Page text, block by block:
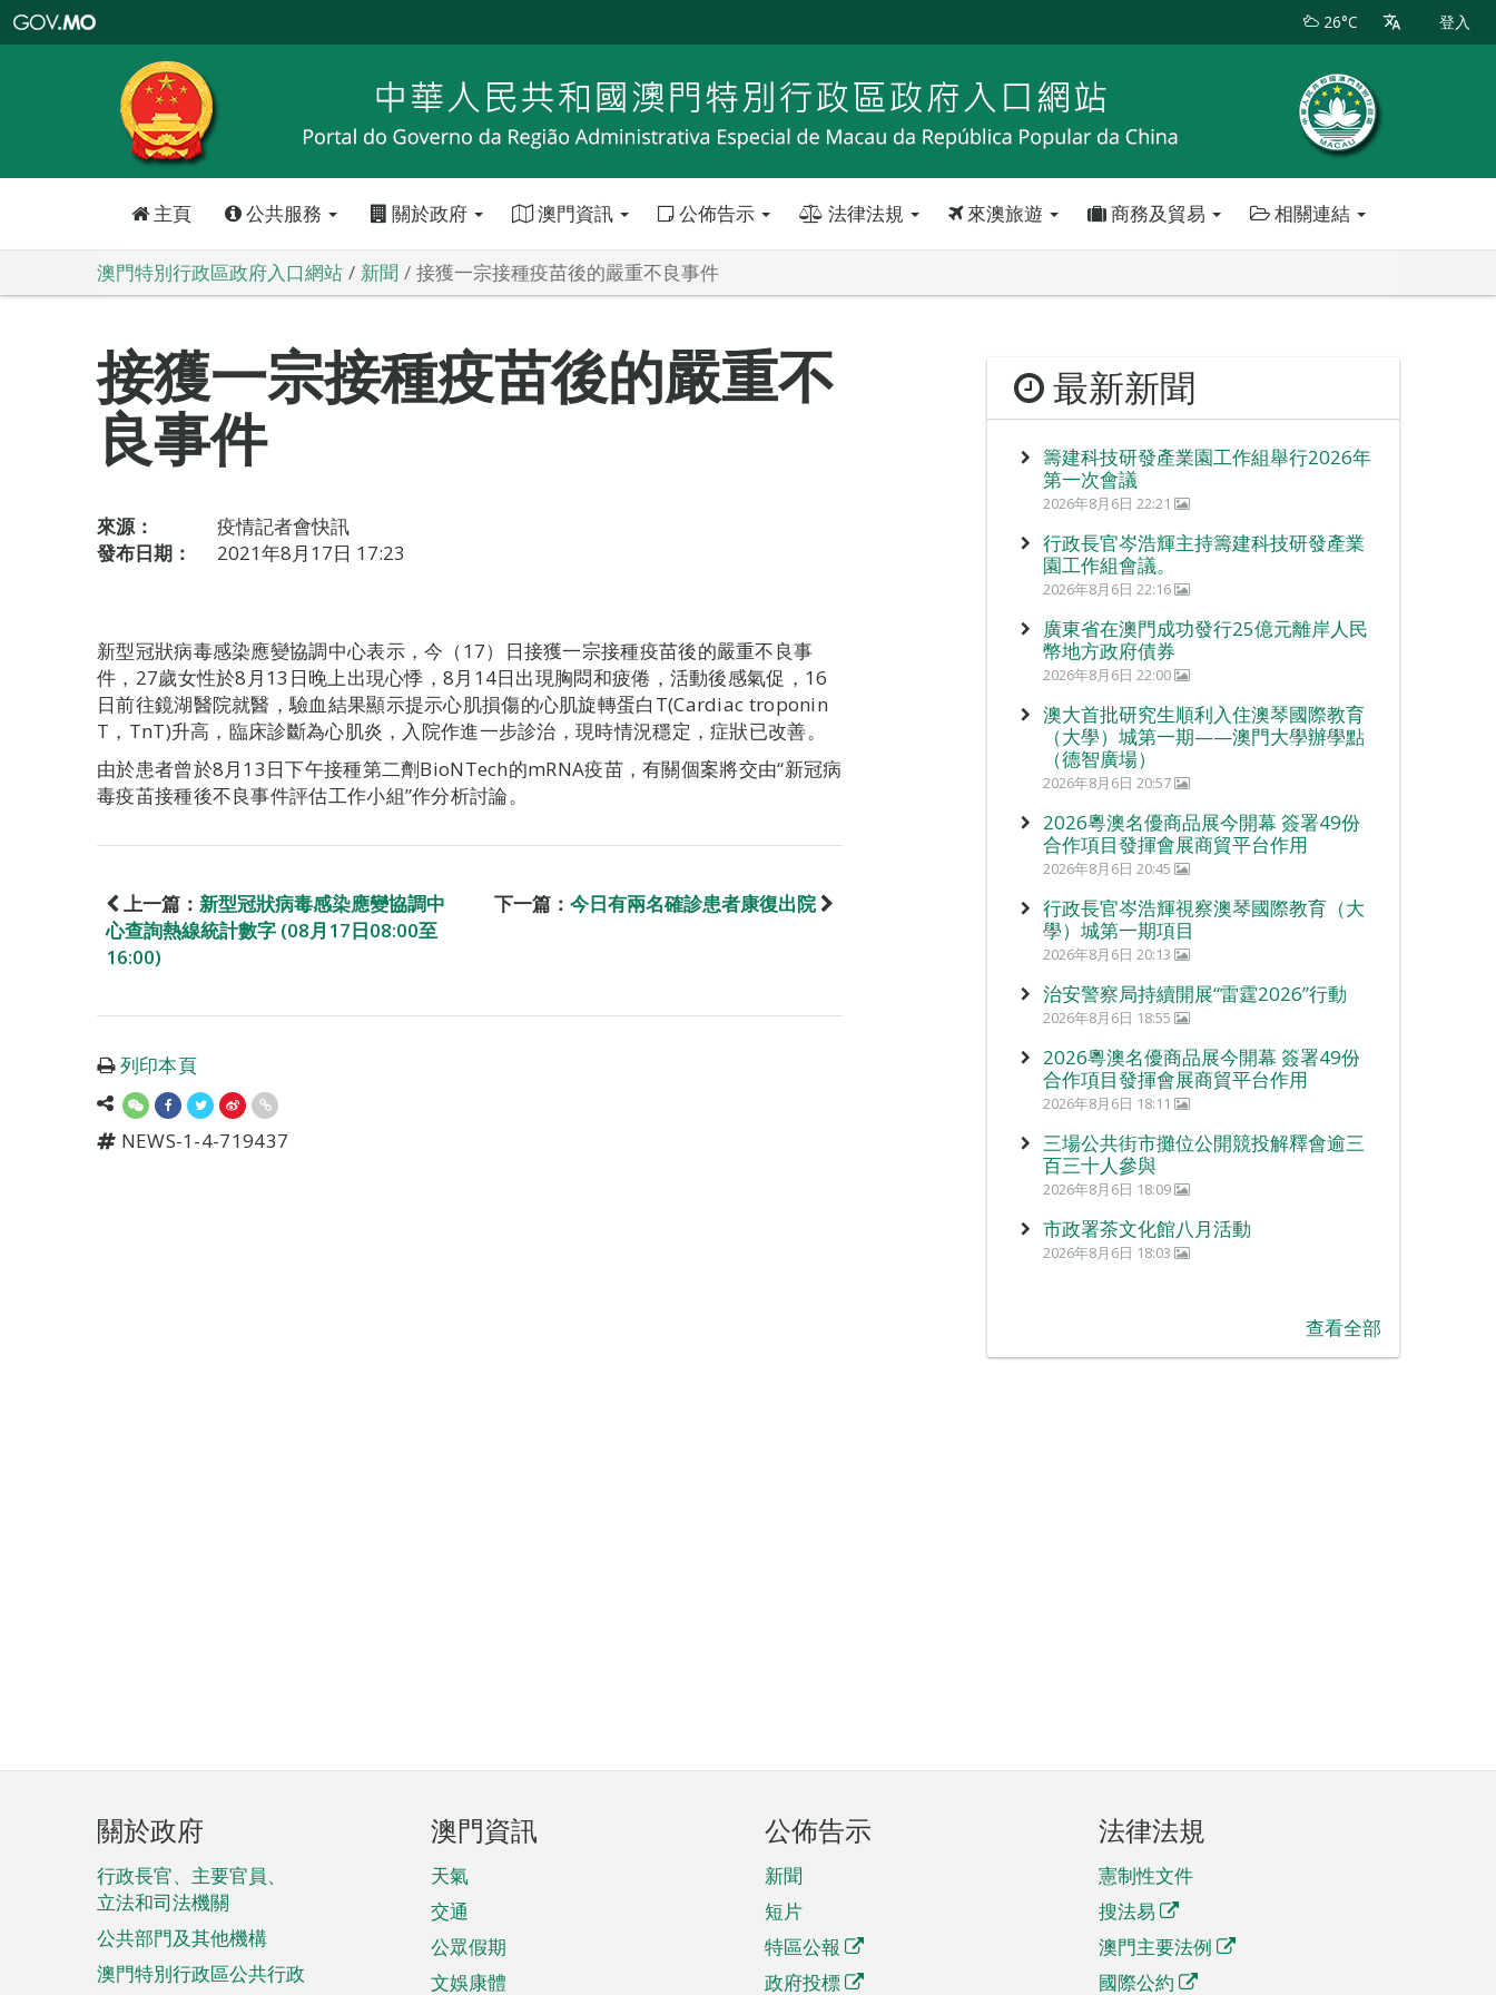
特
政
區
政
口
26°C 登入
主頁 公共服務 關於政府 澳門資訊 公佈告示 法律法規 來澳旅遊 商務及貿易 相關連結
澳門特別行政區政府入口網站 新聞 接獲一宗接種疫苗後的嚴重不良事件
接獲一宗接種疫苗後的嚴重不
良事件
來源：
疫情記者會快訊
發布日期：
2021年8月17日 17:23
新型冠狀病毒感染應變協調中心表示，今（17）日接獲一宗接種疫苗後的嚴重不良事
件，27歲女性於8月13日晚上出現心悸，8月14日出現胸悶和疲倦，活動後感氣促，16
日前往鏡湖醫院就醫，驗血結果顯示提示心肌損傷的心肌旋轉蛋白T(Cardiac troponin
T，TnT)升高，臨床診斷為心肌炎，入院作進一步診治，現時情況穩定，症狀已改善。
由於患者曾於8月13日下午接種第二劑BioNTech的mRNA疫苗，有關個案將交由“新冠病
毒疫苖接種後不良事件評估工作小組”作分析討論。
上一篇： 新型冠狀病毒感染應變協調中
心查詢熱線統計數字 (08月17日08:00至
16:00)
下一篇： 今日有兩名確診患者康復出院
列印本頁
NEWS-1-4-719437
最新新聞
籌建科技研發產業園工作組舉行2026年
第一次會議
2026年8月6日 22:21
行政長官岑浩輝主持籌建科技研發產業
園工作組會議。
2026年8月6日 22:16
廣東省在澳門成功發行25億元離岸人民
幣地方政府債券
2026年8月6日 22:00
澳大首批研究生順利入住澳琴國際教育
（大學）城第一期——澳門大學辦學點
（德智廣場）
2026年8月6日 20:57
2026粵澳名優商品展今開幕 簽署49份
合作項目發揮會展商貿平台作用
2026年8月6日 20:45
行政長官岑浩輝視察澳琴國際教育（大
學）城第一期項目
2026年8月6日 20:13
治安警察局持續開展“雷霆2026”行動
2026年8月6日 18:55
2026粵澳名優商品展今開幕 簽署49份
合作項目發揮會展商貿平台作用
2026年8月6日 18:11
三場公共街市攤位公開競投解釋會逾三
百三十人參與
2026年8月6日 18:09
市政署茶文化館八月活動
2026年8月6日 18:03
查看全部
頁
腳
菜
單
關於政府
行政長官、主要官員、
立法和司法機關
公共部門及其他機構
澳門特別行政區公共行政
澳門資訊
天氣
交通
公眾假期
文娛康體
公佈告示
新聞
短片
特區公報
政府投標
法律法規
憲制性文件
搜法易
澳門主要法例
國際公約